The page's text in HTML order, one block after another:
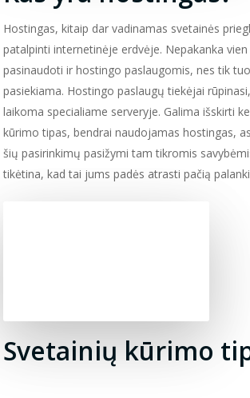
Hostingas, kitaip dar vadinamas svetainės
patalpinti internetinėje erdvėje. Nepakanka
pasinaudoti ir hostingo paslaugomis, nes tik
pasiekiama. Hostingo paslaugų tiekėjai
laikoma specialiame serveryje. Galima išskirti
kūrimo tipas, bendrai naudojamas hostingas,
šių pasirinkimų pasižymi tam tikromis
tikėtina, kad tai jums padės atrasti pačią
Svetainių kūrimo